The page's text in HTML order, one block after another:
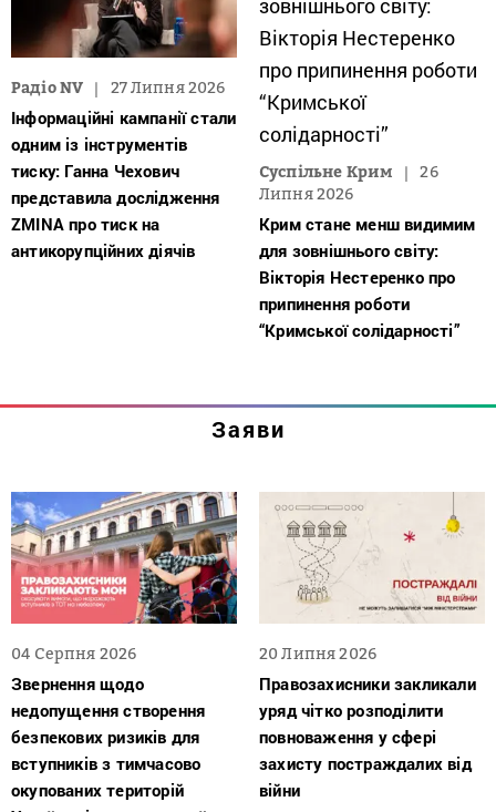
Радіо NV 27 Липня 2026
Інформаційні кампанії стали
одним із інструментів
тиску: Ганна Чехович
представила дослідження
ZMINA про тиск на
антикорупційних діячів
Суспільне Крим
26
Липня 2026
Крим стане менш видимим
для зовнішнього світу:
Вікторія Нестеренко про
припинення роботи
“Кримської солідарності”
Заяви
04 Серпня 2026
Звернення щодо
недопущення створення
безпекових ризиків для
вступників з тимчасово
окупованих територій
20 Липня 2026
Правозахисники закликали
уряд чітко розподілити
повноваження у сфері
захисту постраждалих від
війни